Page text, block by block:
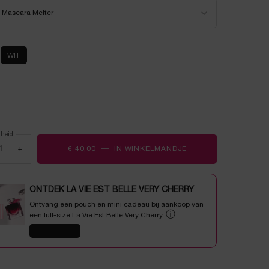
Mascara Melter
WIT
Melter, 1 of 1
+ € 40,00 ― IN WINKELMANDJE
ONTDEK LA VIE EST BELLE VERY CHERRY
Ontvang een pouch en mini cadeau bij aankoop van
een full-size La Vie Est Belle Very Cherry. ⓘ